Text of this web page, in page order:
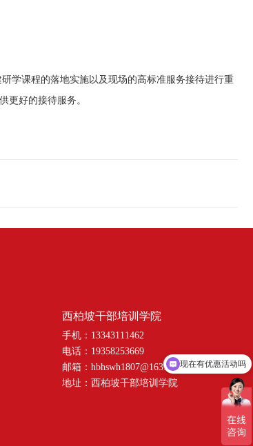
课程的落地实施以及现场的高标准服务接待进行重
更好的接待服务。
西柏坡干部培训学院
手机：13343111462
电话：19358253669
邮箱：hbhswh1807@163.com
地址：西柏坡干部培训学院
现在有优惠活动吗